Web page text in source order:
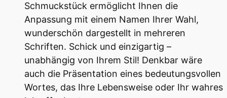
Schmuckstück ermöglicht Ihnen die
Anpassung mit einem Namen Ihrer Wahl,
wunderschön dargestellt in mehreren
Schriften. Schick und einzigartig –
unabhängig von Ihrem Stil! Denkbar wäre
auch die Präsentation eines bedeutungsvollen
Wortes, das Ihre Lebensweise oder Ihr wahres